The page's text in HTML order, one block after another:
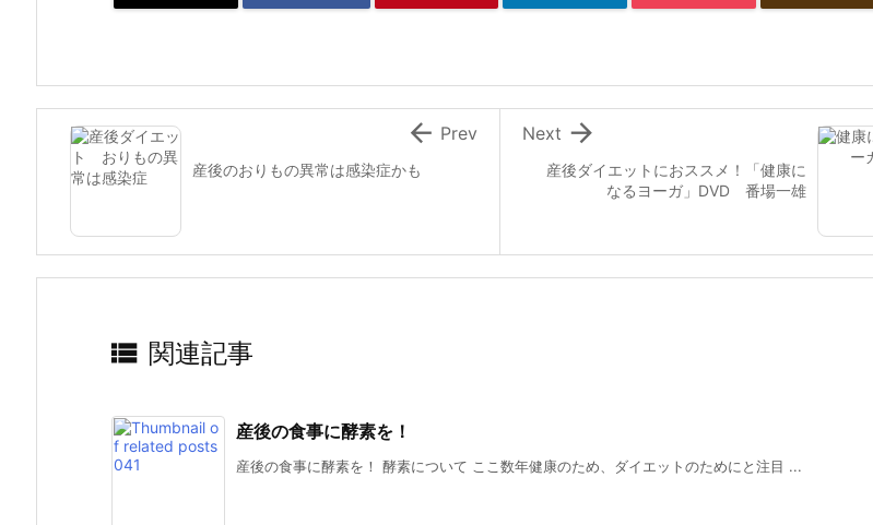
産後ダイエットにおススメ！「健康に
なるヨーガ」DVD 番場一雄

Next
産後のおりもの異常は感染症かも
 Prev
 関連記事
産後の食事に酵素を！
産後の食事に酵素を！ 酵素について ここ数年健康のため、ダイエットのためにと注目 ...